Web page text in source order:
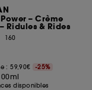
– Crème
Ridules & Rides
160
: 59,90€ -25%
disponibles
Vous
le dépôt
mes
de
pour les
en ligne